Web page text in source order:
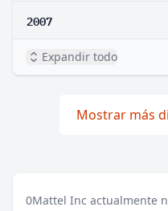
2007
Expandir todo
Mostrar más
0Mattel Inc actualmente